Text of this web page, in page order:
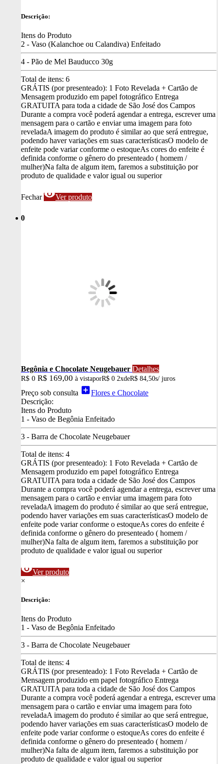
Descrição:
Itens do Produto
2 - Vaso (Kalanchoe ou Calandiva) Enfeitado
4 - Pão de Mel Bauducco 30g
Total de itens: 6
GRÁTIS (por presenteado): 1 Foto Revelada + Cartão de
Mensagem produzido em papel fotográfico Entrega
GRATUITA para toda a cidade de São José dos Campos
Durante a compra você poderá agendar a entrega, escrever uma
mensagem para o cartão e enviar uma imagem para foto
reveladaA imagem do produto é similar ao que será entregue,
podendo haver variações em suas característicasO modelo de
enfeite pode variar conforme o estoqueAs cores do enfeite é
definida conforme o gênero do presenteado ( homem /
mulher)Na falta de algum item, faremos a substituição por
produto de qualidade e valor igual ou superior
Fechar visibilityVer produto
0
Begônia e Chocolate Neugebauer Detalhes
R$ 0 R$ 169,00 à vistaporR$ 0 2xdeR$ 84,50s/ juros
Preço sob consulta add_boxFlores e Chocolate
Descrição:
Itens do Produto
1 - Vaso de Begônia Enfeitado
3 - Barra de Chocolate Neugebauer
Total de itens: 4
GRÁTIS (por presenteado): 1 Foto Revelada + Cartão de
Mensagem produzido em papel fotográfico Entrega
GRATUITA para toda a cidade de São José dos Campos
Durante a compra você poderá agendar a entrega, escrever uma
mensagem para o cartão e enviar uma imagem para foto
reveladaA imagem do produto é similar ao que será entregue,
podendo haver variações em suas característicasO modelo de
enfeite pode variar conforme o estoqueAs cores do enfeite é
definida conforme o gênero do presenteado ( homem /
mulher)Na falta de algum item, faremos a substituição por
produto de qualidade e valor igual ou superior
visibilityVer produto
×
Descrição:
Itens do Produto
1 - Vaso de Begônia Enfeitado
3 - Barra de Chocolate Neugebauer
Total de itens: 4
GRÁTIS (por presenteado): 1 Foto Revelada + Cartão de
Mensagem produzido em papel fotográfico Entrega
GRATUITA para toda a cidade de São José dos Campos
Durante a compra você poderá agendar a entrega, escrever uma
mensagem para o cartão e enviar uma imagem para foto
reveladaA imagem do produto é similar ao que será entregue,
podendo haver variações em suas característicasO modelo de
enfeite pode variar conforme o estoqueAs cores do enfeite é
definida conforme o gênero do presenteado ( homem /
mulher)Na falta de algum item, faremos a substituição por
produto de qualidade e valor igual ou superior